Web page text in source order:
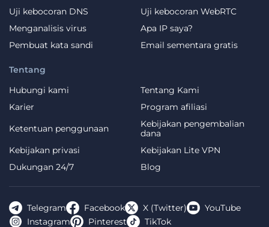
Tentang
Hubungi kami
Tentang Kami
Karier
Program afiliasi
Ketentuan penggunaan
Kebijakan pengembalian
dana
Kebijakan privasi
Kebijakan Lite VPN
Dukungan 24/7
Blog
Uji kebocoran DNS
Uji kebocoran WebRTC
Menganalisis virus
Apa IP saya?
Pembuat kata sandi
Email sementara gratis
Telegram Facebook X (Twitter)
YouTube
Instagram
Pinterest TikTok